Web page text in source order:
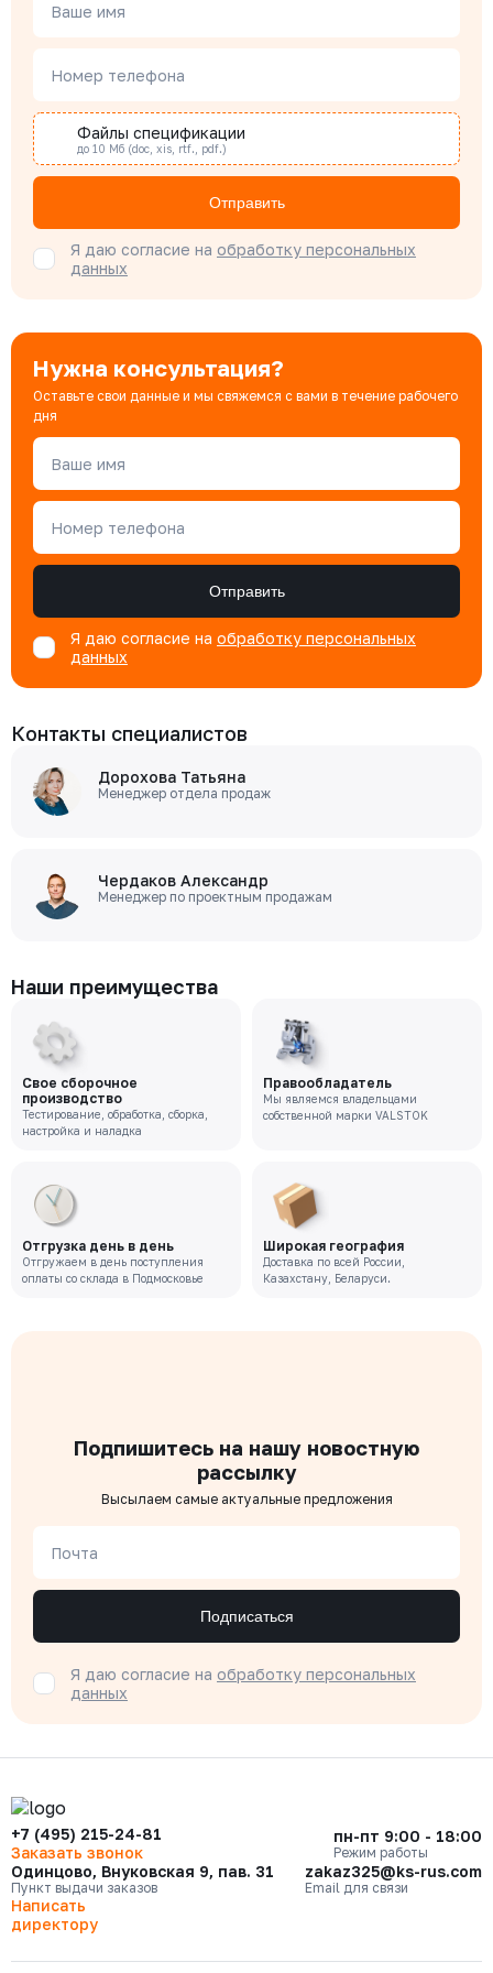
Наталья Гомонова
Бондарюк Евгения
Специалист отдела продаж
Ваше имя
Номер телефона
Файлы спецификации
до 10 Мб (doc, xis, rtf., pdf.)
Отправить
Я даю согласие на обработку персональных
данных
Нужна консультация?
Оставьте свои данные и мы свяжемся с вами в течение рабочего
дня
Ваше имя
Номер телефона
Отправить
Я даю согласие на обработку персональных
данных
Контакты специалистов
Дорохова Татьяна
Менеджер отдела продаж
Чердаков Александр
Менеджер по проектным продажам
Наши преимущества
Свое сборочное
производство
Тестирование, обработка, сборка,
настройка и наладка
Правообладатель
Мы являемся владельцами
собственной марки VALSTOK
Отгрузка день в день
Отгружаем в день поступления
оплаты со склада в Подмосковье
Широкая география
Доставка по всей России,
Казахстану, Беларуси.
Подпишитесь на нашу новостную
рассылку
Высылаем самые актуальные предложения
Почта
Подписаться
Я даю согласие на обработку персональных
данных
+7 (495) 215-24-81
Заказать звонок
пн-пт 9:00 - 18:00
Режим работы
Одинцово, Внуковская 9, пав. 31
Пункт выдачи заказов
zakaz325@ks-rus.com
Email для связи
Написать
директору